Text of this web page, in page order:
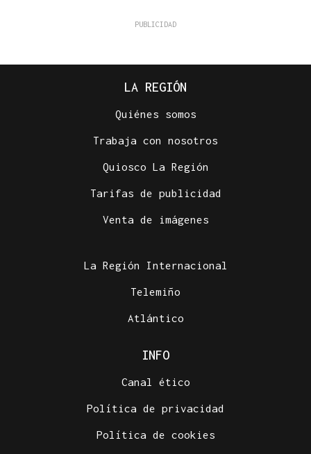
LA REGIÓN
Quiénes somos
Trabaja con nosotros
Quiosco La Región
Tarifas de publicidad
Venta de imágenes
La Región Internacional
Telemiño
Atlántico
INFO
Canal ético
Política de privacidad
Política de cookies